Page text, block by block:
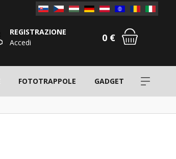
REGISTRAZIONE
Accedi
0 €
FOTOTRAPPOLE GADGET